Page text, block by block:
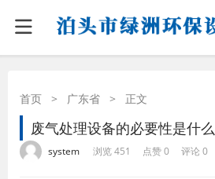
首页 > 广东省 > 正文
废气处理设备的必要性是什么
system 浏览 451 点赞 0 评论 0